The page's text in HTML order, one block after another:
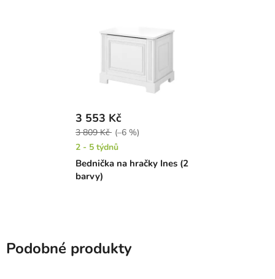
Bednička na hračky Ines (2
barvy)
3 553 Kč
3 809 Kč (–6 %)
2 - 5 týdnů
Podobné produkty